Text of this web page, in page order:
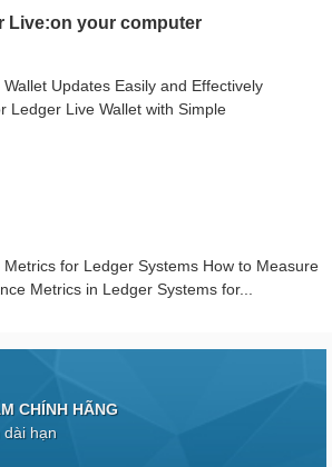
Live:on your computer
Updates Easily and Effectively
Ledger Live Wallet with Simple
for Ledger Systems How to Measure
Metrics in Ledger Systems for...
CHÍNH HÃNG
dài hạn